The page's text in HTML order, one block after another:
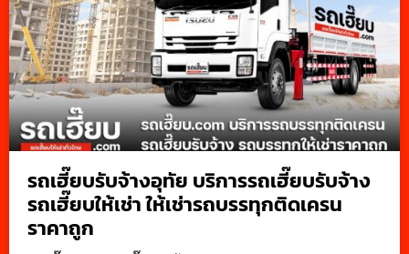
รถเฮี๊ยบรับจ้างอุทัย บริการรถเฮี๊ยบรับจ้าง
รถเฮี๊ยบให้เช่า ให้เช่ารถบรรทุกติดเครน
ราคาถูก